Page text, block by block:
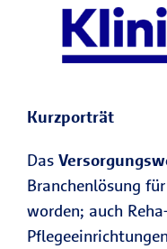
Kurzporträt
Das
Branchenlösung
worden; auch